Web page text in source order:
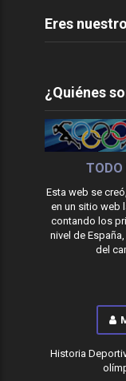
Eres
¿Quiénes
TODO
Esta web se
en un sitio web
contando los
nivel de
del
Historia